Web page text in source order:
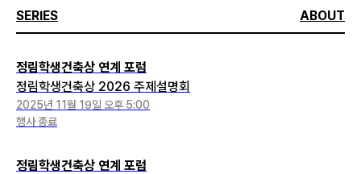
SERIES ABOUT
정림학생건축상 연계 포럼
정림학생건축상 2026 주제설명회
2025년 11월 19일 오후 5:00
행사 종료
정림학생건축상 연계 포럼